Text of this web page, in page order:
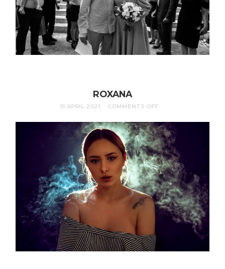
ROXANA
15 APRIL 2021 COMMENTS OFF